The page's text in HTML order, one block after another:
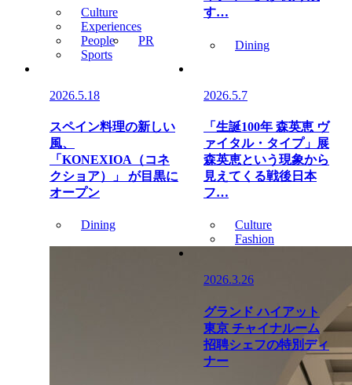
Culture
Experiences
People
PR
Sports
す…
Dining
2026.5.18
スペイン料理の新しい
風、
「KONEXIOA（コネ
クショア）」 が目黒に
オープン
Dining
2026.5.7
「生誕100年 森英恵 ヴ
ァイタル・タイプ」展
森英恵という現象から
見えてくる戦後日本
フ…
Culture
Fashion
2026.3.26
グランド ハイアット
東京 チャイナルーム
招聘シェフの特別ディ
ナー